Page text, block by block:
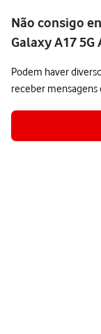
Não consigo
Galaxy A17 5G
Podem haver
receber mensagens